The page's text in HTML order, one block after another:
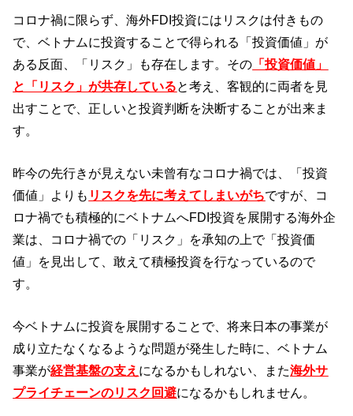
コロナ禍に限らず、海外FDI投資にはリスクは付きもの
で、ベトナムに投資することで得られる「投資価値」が
ある反面、「リスク」も存在します。 その 「投資価値」
と「リスク」が共存していると考え、客観的に両者を見
出すことで、正しいと投資判断を決断することが出来ま
す。
昨今の先行きが見えない未曾有なコロナ禍では、「投資
価値」よりも リスクを先に考えてしまいがちですが、コ
ロナ禍でも積極的にベトナムへFDI投資を展開する海外企
業は、コロナ禍での「リスク」を承知の上で「投資価
値」を見出して、敢えて積極投資を行なっているので
す。
今ベトナムに投資を展開することで、将来日本の事業が
成り立たなくなるような問題が発生した時に、ベトナム
事業が経営基盤の支え になるかもしれない、また海外サ
プライチェーンのリスク回避になるかもしれません。